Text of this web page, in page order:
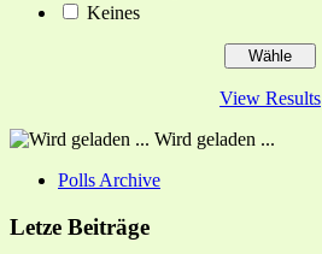
Keines
View Results
Wird geladen ...
Polls Archive
Letze Beiträge